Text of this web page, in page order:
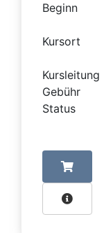
Beginn
Kursort
Kursleitung
Gebühr
Status